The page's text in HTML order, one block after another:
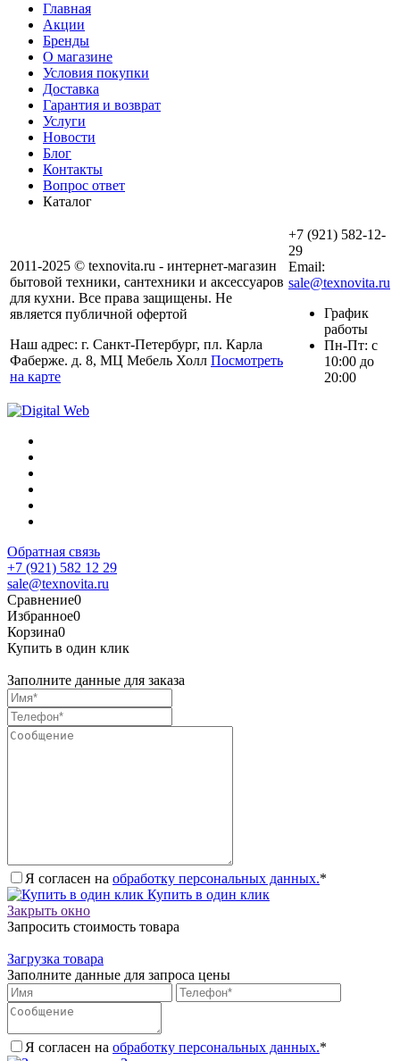
Главная
Акции
Бренды
О магазине
Условия покупки
Доставка
Гарантия и возврат
Услуги
Новости
Блог
Контакты
Вопрос ответ
Каталог
2011-2025 © texnovita.ru - интернет-магазин
бытовой техники, сантехники и аксессуаров
для кухни. Все права защищены. Не
является публичной офертой
Наш адрес: г. Санкт-Петербург, пл. Карла
Фаберже. д. 8, МЦ Мебель Холл Посмотреть
на карте
+7 (921) 582-12-
29
Email:
sale@texnovita.ru
График
работы
Пн-Пт: с
10:00 до
20:00
Обратная связь
+7 (921) 582 12 29
sale@texnovita.ru
Сравнение0
Избранное0
Корзина0
Купить в один клик
Заполните данные для заказа
Я согласен на обработку персональных данных.*
Купить в один клик
Закрыть окно
Запросить стоимость товара
Загрузка товара
Заполните данные для запроса цены
Я согласен на обработку персональных данных.*